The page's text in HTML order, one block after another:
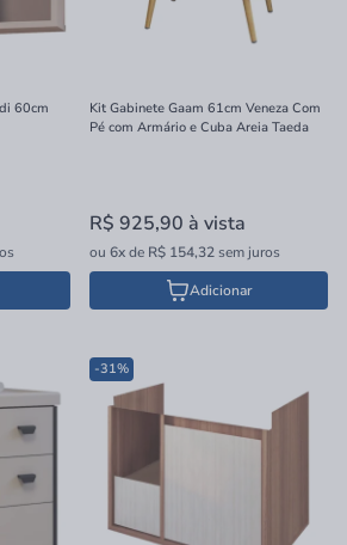
60cm
Kit Gabinete Gaam 61cm Veneza Com
Pé com Armário e Cuba Areia Taeda
R$ 925,90 à vista
ou 6xde R$ 154,32sem juros
Adicionar
-31%